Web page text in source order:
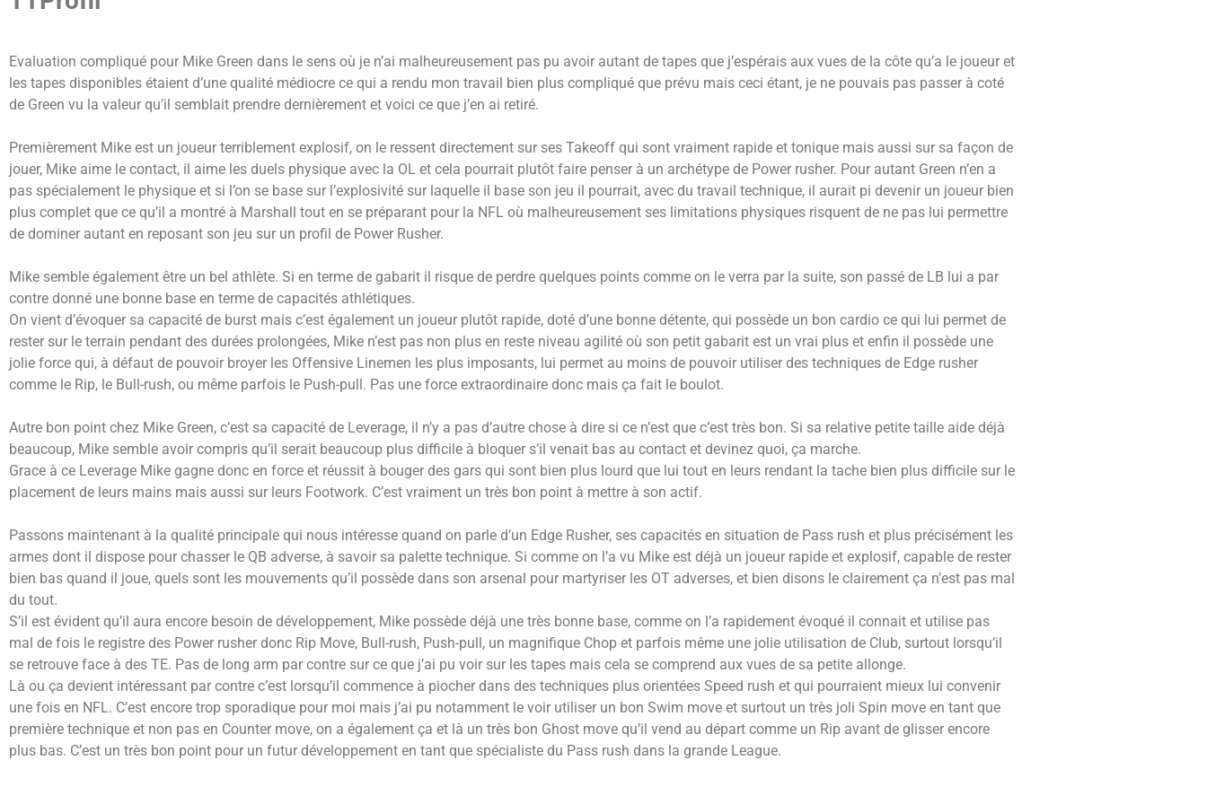
Evaluation compliqué pour Mike Green dans le sens où je n’ai malheureusement pas pu avoir autant de tapes que j’espérais aux vues de la côte qu’a le joueur et
les tapes disponibles étaient d’une qualité médiocre ce qui a rendu mon travail bien plus compliqué que prévu mais ceci étant, je ne pouvais pas passer à coté
de Green vu la valeur qu’il semblait prendre dernièrement et voici ce que j’en ai retiré.
Premièrement Mike est un joueur terriblement explosif, on le ressent directement sur ses Takeoff qui sont vraiment rapide et tonique mais aussi sur sa façon de
jouer, Mike aime le contact, il aime les duels physique avec la OL et cela pourrait plutôt faire penser à un archétype de Power rusher. Pour autant Green n’en a
pas spécialement le physique et si l’on se base sur l’explosivité sur laquelle il base son jeu il pourrait, avec du travail technique, il aurait pi devenir un joueur bien
plus complet que ce qu’il a montré à Marshall tout en se préparant pour la NFL où malheureusement ses limitations physiques risquent de ne pas lui permettre
de dominer autant en reposant son jeu sur un profil de Power Rusher.
Mike semble également être un bel athlète. Si en terme de gabarit il risque de perdre quelques points comme on le verra par la suite, son passé de LB lui a par
contre donné une bonne base en terme de capacités athlétiques.
On vient d’évoquer sa capacité de burst mais c’est également un joueur plutôt rapide, doté d’une bonne détente, qui possède un bon cardio ce qui lui permet de
rester sur le terrain pendant des durées prolongées, Mike n’est pas non plus en reste niveau agilité où son petit gabarit est un vrai plus et enfin il possède une
jolie force qui, à défaut de pouvoir broyer les Offensive Linemen les plus imposants, lui permet au moins de pouvoir utiliser des techniques de Edge rusher
comme le Rip, le Bull-rush, ou même parfois le Push-pull. Pas une force extraordinaire donc mais ça fait le boulot.
Autre bon point chez Mike Green, c’est sa capacité de Leverage, il n’y a pas d’autre chose à dire si ce n’est que c’est très bon. Si sa relative petite taille aide déjà
beaucoup, Mike semble avoir compris qu’il serait beaucoup plus difficile à bloquer s’il venait bas au contact et devinez quoi, ça marche.
Grace à ce Leverage Mike gagne donc en force et réussit à bouger des gars qui sont bien plus lourd que lui tout en leurs rendant la tache bien plus difficile sur le
placement de leurs mains mais aussi sur leurs Footwork. C’est vraiment un très bon point à mettre à son actif.
Passons maintenant à la qualité principale qui nous intéresse quand on parle d’un Edge Rusher, ses capacités en situation de Pass rush et plus précisément les
armes dont il dispose pour chasser le QB adverse, à savoir sa palette technique. Si comme on l’a vu Mike est déjà un joueur rapide et explosif, capable de rester
bien bas quand il joue, quels sont les mouvements qu’il possède dans son arsenal pour martyriser les OT adverses, et bien disons le clairement ça n’est pas mal
du tout.
S’il est évident qu’il aura encore besoin de développement, Mike possède déjà une très bonne base, comme on l’a rapidement évoqué il connait et utilise pas
mal de fois le registre des Power rusher donc Rip Move, Bull-rush, Push-pull, un magnifique Chop et parfois même une jolie utilisation de Club, surtout lorsqu’il
se retrouve face à des TE. Pas de long arm par contre sur ce que j’ai pu voir sur les tapes mais cela se comprend aux vues de sa petite allonge.
Là ou ça devient intéressant par contre c’est lorsqu’il commence à piocher dans des techniques plus orientées Speed rush et qui pourraient mieux lui convenir
une fois en NFL. C’est encore trop sporadique pour moi mais j’ai pu notamment le voir utiliser un bon Swim move et surtout un très joli Spin move en tant que
première technique et non pas en Counter move, on a également ça et là un très bon Ghost move qu’il vend au départ comme un Rip avant de glisser encore
plus bas. C’est un très bon point pour un futur développement en tant que spécialiste du Pass rush dans la grande League.